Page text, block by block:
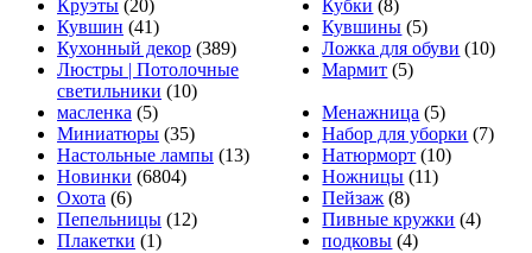
Круэты (20) Кубки (8)
Кувшин (41) Кувшины (5)
Кухонный декор (389) Ложка для обуви (10)
Люстры | Потолочные
светильники (10)
Мармит (5)
масленка (5) Менажница (5)
Миниатюры (35) Набор для уборки (7)
Настольные лампы (13) Натюрморт (10)
Новинки (6804) Ножницы (11)
Охота (6) Пейзаж (8)
Пепельницы (12) Пивные кружки (4)
Плакетки (1) подковы (4)